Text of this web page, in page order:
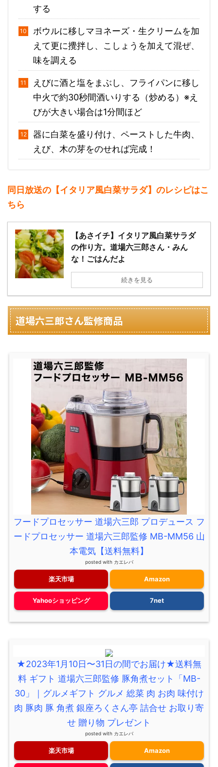
する
ボウルに移しマヨネーズ・生クリームを加
えて更に攪拌し、こしょうを加えて混ぜ、
味を調える
えびに酒と塩をまぶし、フライパンに移し
中火で約30秒間酒いりする（炒める）※え
びが大きい場合は1分間ほど
器に白菜を盛り付け、ペーストした牛肉、
えび、木の芽をのせれば完成！
同日放送の【イタリア風白菜サラダ】のレシピはこ
ちら
【あさイチ】イタリア風白菜サラダ
の作り方。道場六三郎さん・みん
な！ごはんだよ
続きを見る
道場六三郎さん監修商品
フードプロセッサー 道場六三郎 プロデュース フ
ードプロセッサー 道場六三郎監修 MB-MM56 山
本電気【送料無料】
posted with カエレバ
楽天市場 Amazon
Yahooショッピング 7net
★2023年1月10日〜31日の間でお届け★送料無
料 ギフト 道場六三郎監修 豚角煮セット「MB-
30」｜グルメギフト グルメ 総菜 肉 お肉 味付け
肉 豚肉 豚 角煮 銀座ろくさん亭 詰合せ お取り寄
せ 贈り物 プレゼント
posted with カエレバ
楽天市場 Amazon